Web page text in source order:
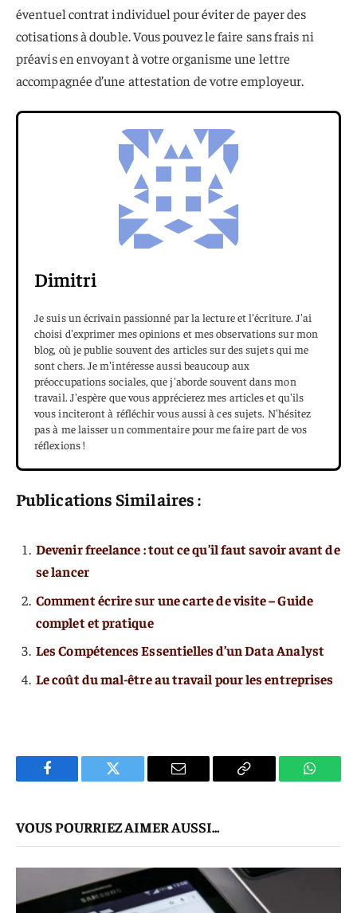
éventuel contrat individuel pour éviter de payer des
cotisations à double. Vous pouvez le faire sans frais ni
préavis en envoyant à votre organisme une lettre
accompagnée d’une attestation de votre employeur.
Dimitri
Je suis un écrivain passionné par la lecture et l'écriture. J'ai
choisi d'exprimer mes opinions et mes observations sur mon
blog, où je publie souvent des articles sur des sujets qui me
sont chers. Je m'intéresse aussi beaucoup aux
préoccupations sociales, que j'aborde souvent dans mon
travail. J'espère que vous apprécierez mes articles et qu'ils
vous inciteront à réfléchir vous aussi à ces sujets. N'hésitez
pas à me laisser un commentaire pour me faire part de vos
réflexions !
Publications Similaires :
Devenir freelance : tout ce qu’il faut savoir avant de
se lancer
Comment écrire sur une carte de visite – Guide
complet et pratique
Les Compétences Essentielles d’un Data Analyst
Le coût du mal-être au travail pour les entreprises
Facebook Twitter
E-
Copier
VOUS POURRIEZ AIMER AUSSI...